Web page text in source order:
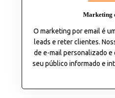
Marketing
O marketing por email é
leads e reter clientes.
de e-mail personalizado
seu público informado e